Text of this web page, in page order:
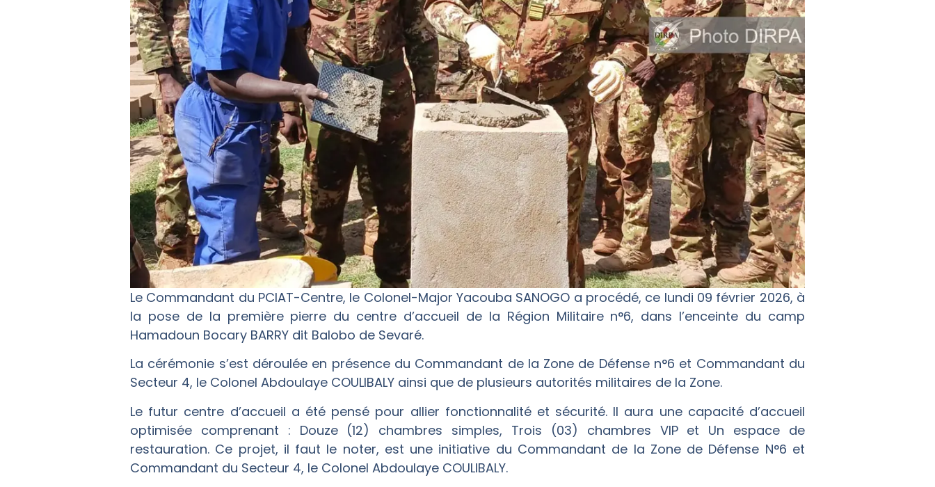
Le Commandant du PCIAT-Centre, le Colonel-Major Yacouba SANOGO a procédé, ce lundi 09 février 2026, à
la pose de la première pierre du centre d’accueil de la Région Militaire n°6, dans l’enceinte du camp
Hamadoun Bocary BARRY dit Balobo de Sevaré.
La cérémonie s’est déroulée en présence du Commandant de la Zone de Défense n°6 et Commandant du
Secteur 4, le Colonel Abdoulaye COULIBALY ainsi que de plusieurs autorités militaires de la Zone.
Le futur centre d’accueil a été pensé pour allier fonctionnalité et sécurité. Il aura une capacité d’accueil
optimisée comprenant : Douze (12) chambres simples, Trois (03) chambres VIP et Un espace de
restauration. Ce projet, il faut le noter, est une initiative du Commandant de la Zone de Défense N°6 et
Commandant du Secteur 4, le Colonel Abdoulaye COULIBALY.